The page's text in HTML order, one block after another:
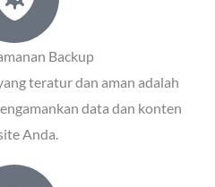
Backup
teratur dan aman adalah
data dan konten
Anda.